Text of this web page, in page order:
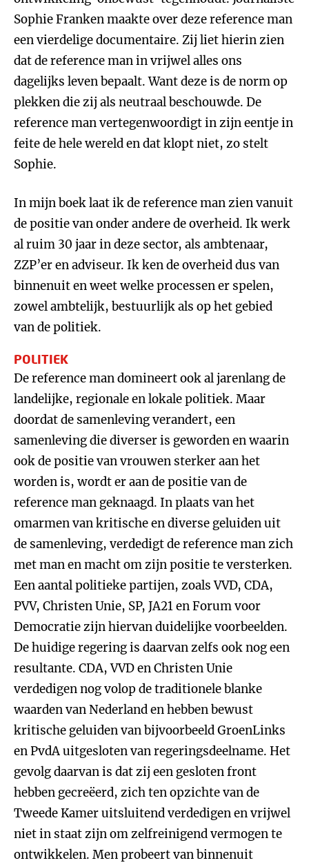
Sophie Franken maakte over deze reference man
een vierdelige documentaire. Zij liet hierin zien
dat de reference man in vrijwel alles ons
dagelijks leven bepaalt. Want deze is de norm op
plekken die zij als neutraal beschouwde. De
reference man vertegenwoordigt in zijn eentje in
feite de hele wereld en dat klopt niet, zo stelt
Sophie.
In mijn boek laat ik de reference man zien vanuit
de positie van onder andere de overheid. Ik werk
al ruim 30 jaar in deze sector, als ambtenaar,
ZZP’er en adviseur. Ik ken de overheid dus van
binnenuit en weet welke processen er spelen,
zowel ambtelijk, bestuurlijk als op het gebied
van de politiek.
POLITIEK
De reference man domineert ook al jarenlang de
landelijke, regionale en lokale politiek. Maar
doordat de samenleving verandert, een
samenleving die diverser is geworden en waarin
ook de positie van vrouwen sterker aan het
worden is, wordt er aan de positie van de
reference man geknaagd. In plaats van het
omarmen van kritische en diverse geluiden uit
de samenleving, verdedigt de reference man zich
met man en macht om zijn positie te versterken.
Een aantal politieke partijen, zoals VVD, CDA,
PVV, Christen Unie, SP, JA21 en Forum voor
Democratie zijn hiervan duidelijke voorbeelden.
De huidige regering is daarvan zelfs ook nog een
resultante. CDA, VVD en Christen Unie
verdedigen nog volop de traditionele blanke
waarden van Nederland en hebben bewust
kritische geluiden van bijvoorbeeld GroenLinks
en PvdA uitgesloten van regeringsdeelname. Het
gevolg daarvan is dat zij een gesloten front
hebben gecreëerd, zich ten opzichte van de
Tweede Kamer uitsluitend verdedigen en vrijwel
niet in staat zijn om zelfreinigend vermogen te
ontwikkelen. Men probeert van binnenuit